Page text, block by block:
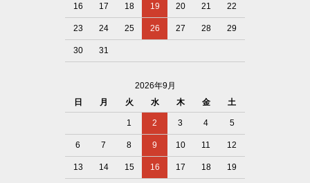
16 17 18 19 20 21 22
23 24 25 26 27 28 29
30 31
2026年9月
日
月 火 水 木 金 土
1 2 3 4 5
6 7 8 9 10 11 12
13 14 15 16 17 18 19